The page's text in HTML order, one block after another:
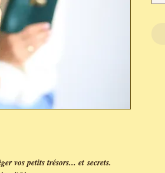
vos petits trésors... et secrets.